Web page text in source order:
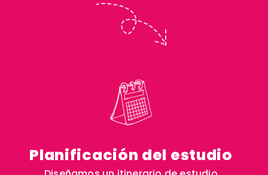
Planificación del estudio